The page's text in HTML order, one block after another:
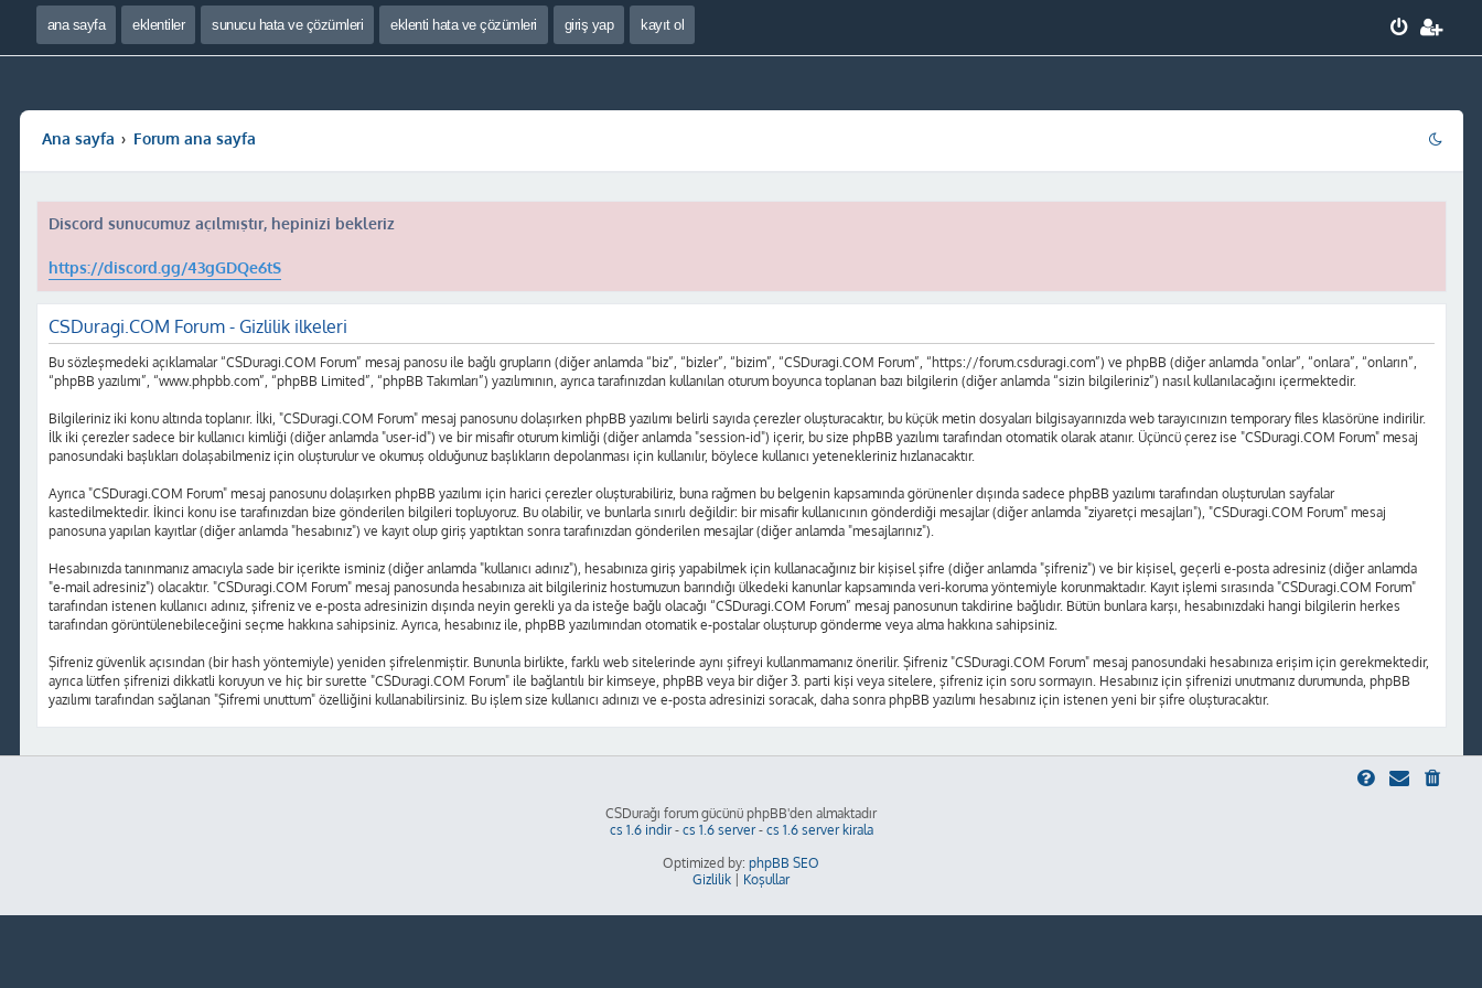
ana sayfa eklentiler sunucu hata ve çözümleri eklenti hata ve çözümleri giriş yap kayıt ol
Ana sayfa Forum ana sayfa
Discord sunucumuz açılmıştır, hepinizi bekleriz
https://discord.gg/43gGDQe6tS
CSDuragi.COM Forum - Gizlilik ilkeleri
Bu sözleşmedeki açıklamalar “CSDuragi.COM Forum” mesaj panosu ile bağlı grupların (diğer anlamda “biz”, “bizler”, “bizim”, “CSDuragi.COM Forum”, “https://forum.csduragi.com”) ve phpBB (diğer anlamda "onlar”, “onlara”, “onların”,
“phpBB yazılımı”, “www.phpbb.com”, “phpBB Limited”, “phpBB Takımları”) yazılımının, ayrıca tarafınızdan kullanılan oturum boyunca toplanan bazı bilgilerin (diğer anlamda “sizin bilgileriniz”) nasıl kullanılacağını içermektedir.
Bilgileriniz iki konu altında toplanır. İlki, "CSDuragi.COM Forum" mesaj panosunu dolaşırken phpBB yazılımı belirli sayıda çerezler oluşturacaktır, bu küçük metin dosyaları bilgisayarınızda web tarayıcınızın temporary files klasörüne indirilir.
İlk iki çerezler sadece bir kullanıcı kimliği (diğer anlamda "user-id") ve bir misafir oturum kimliği (diğer anlamda "session-id") içerir, bu size phpBB yazılımı tarafından otomatik olarak atanır. Üçüncü çerez ise "CSDuragi.COM Forum" mesaj
panosundaki başlıkları dolaşabilmeniz için oluşturulur ve okumuş olduğunuz başlıkların depolanması için kullanılır, böylece kullanıcı yetenekleriniz hızlanacaktır.
Ayrıca "CSDuragi.COM Forum" mesaj panosunu dolaşırken phpBB yazılımı için harici çerezler oluşturabiliriz, buna rağmen bu belgenin kapsamında görünenler dışında sadece phpBB yazılımı tarafından oluşturulan sayfalar
kastedilmektedir. İkinci konu ise tarafınızdan bize gönderilen bilgileri topluyoruz. Bu olabilir, ve bunlarla sınırlı değildir: bir misafir kullanıcının gönderdiği mesajlar (diğer anlamda "ziyaretçi mesajları"), "CSDuragi.COM Forum" mesaj
panosuna yapılan kayıtlar (diğer anlamda "hesabınız") ve kayıt olup giriş yaptıktan sonra tarafınızdan gönderilen mesajlar (diğer anlamda "mesajlarınız").
Hesabınızda tanınmanız amacıyla sade bir içerikte isminiz (diğer anlamda "kullanıcı adınız"), hesabınıza giriş yapabilmek için kullanacağınız bir kişisel şifre (diğer anlamda "şifreniz") ve bir kişisel, geçerli e-posta adresiniz (diğer anlamda
"e-mail adresiniz") olacaktır. "CSDuragi.COM Forum" mesaj panosunda hesabınıza ait bilgileriniz hostumuzun barındığı ülkedeki kanunlar kapsamında veri-koruma yöntemiyle korunmaktadır. Kayıt işlemi sırasında "CSDuragi.COM Forum"
tarafından istenen kullanıcı adınız, şifreniz ve e-posta adresinizin dışında neyin gerekli ya da isteğe bağlı olacağı “CSDuragi.COM Forum” mesaj panosunun takdirine bağlıdır. Bütün bunlara karşı, hesabınızdaki hangi bilgilerin herkes
tarafından görüntülenebileceğini seçme hakkına sahipsiniz. Ayrıca, hesabınız ile, phpBB yazılımından otomatik e-postalar oluşturup gönderme veya alma hakkına sahipsiniz.
Şifreniz güvenlik açısından (bir hash yöntemiyle) yeniden şifrelenmiştir. Bununla birlikte, farklı web sitelerinde aynı şifreyi kullanmamanız önerilir. Şifreniz "CSDuragi.COM Forum" mesaj panosundaki hesabınıza erişim için gerekmektedir,
ayrıca lütfen şifrenizi dikkatli koruyun ve hiç bir surette "CSDuragi.COM Forum" ile bağlantılı bir kimseye, phpBB veya bir diğer 3. parti kişi veya sitelere, şifreniz için soru sormayın. Hesabınız için şifrenizi unutmanız durumunda, phpBB
yazılımı tarafından sağlanan "Şifremi unuttum" özelliğini kullanabilirsiniz. Bu işlem size kullanıcı adınızı ve e-posta adresinizi soracak, daha sonra phpBB yazılımı hesabınız için istenen yeni bir şifre oluşturacaktır.
CSDurağı forum gücünü phpBB'den almaktadır
cs 1.6 indir- cs 1.6 server- cs 1.6 server kirala
Optimized by: phpBB SEO
Gizlilik
Koşullar